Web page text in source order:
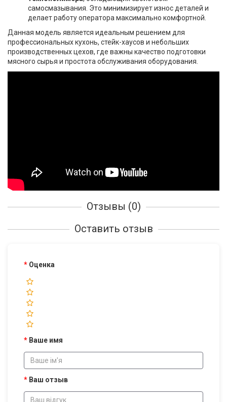
самосмазывания. Это минимизирует износ деталей и
делает работу оператора максимально комфортной.
Данная модель является идеальным решением для
профессиональных кухонь, стейк-хаусов и небольших
производственных цехов, где важны качество подготовки
мясного сырья и простота обслуживания оборудования.
Отзывы (0)
Оставить отзыв
Оценка
Ваше имя
Ваш отзыв